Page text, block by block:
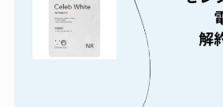
ベス
詳
ユ
ま